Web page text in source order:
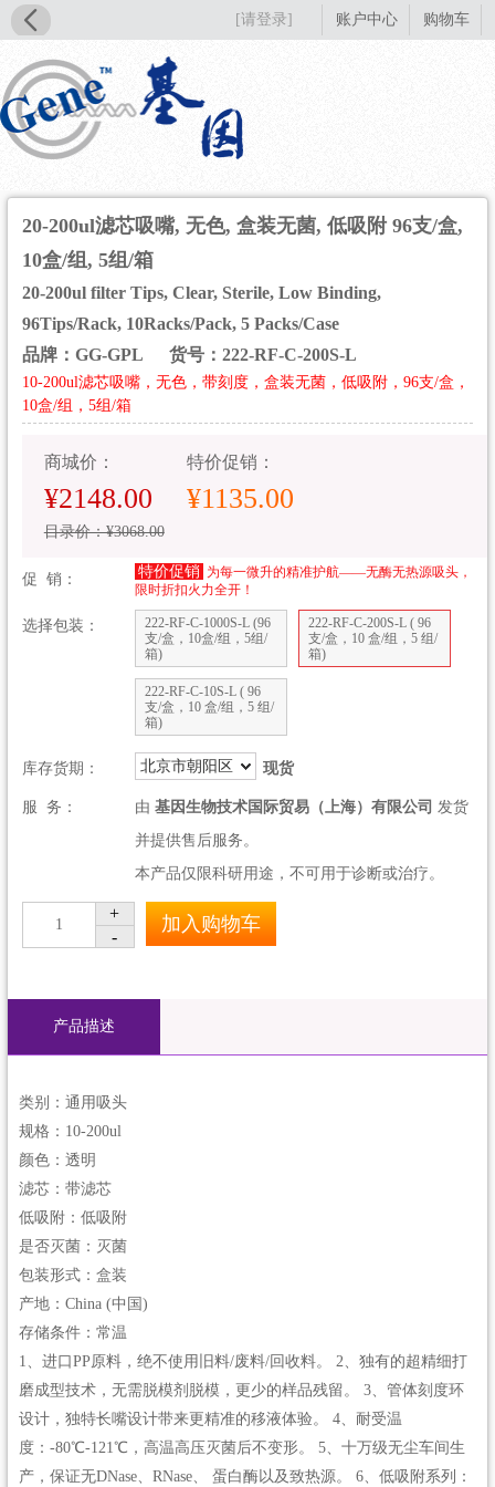
[请登录] 账户中心 购物车
20-200ul滤芯吸嘴, 无色, 盒装无菌, 低吸附 96支/盒,
10盒/组, 5组/箱
20-200ul filter Tips, Clear, Sterile, Low Binding,
96Tips/Rack, 10Racks/Pack, 5 Packs/Case
品牌：GG-GPL
货号：222-RF-C-200S-L
10-200ul滤芯吸嘴，无色，带刻度，盒装无菌，低吸附，96支/盒，
10盒/组，5组/箱
商城价：
¥2148.00
目录价：¥3068.00
特价促销：
¥1135.00
促 销： 特价促销 为每一微升的精准护航——无酶无热源吸头，
限时折扣火力全开！
选择包装：
222-RF-C-1000S-L (96
支/盒，10盒/组，5组/
箱)
222-RF-C-200S-L ( 96
支/盒，10 盒/组，5 组/
箱)
222-RF-C-10S-L ( 96
支/盒，10 盒/组，5 组/
箱)
库存货期： 北京市朝阳区 现货
服 务： 由 基因生物技术国际贸易（上海）有限公司 发货
并提供售后服务。
本产品仅限科研用途，不可用于诊断或治疗。
1
+
-
加入购物车
产品描述
类别：通用吸头
规格：10-200ul
颜色：透明
滤芯：带滤芯
低吸附：低吸附
是否灭菌：灭菌
包装形式：盒装
产地：China (中国)
存储条件：常温
1、进口PP原料，绝不使用旧料/废料/回收料。 2、独有的超精细打
磨成型技术，无需脱模剂脱模，更少的样品残留。 3、管体刻度环
设计，独特长嘴设计带来更精准的移液体验。 4、耐受温
度：-80℃-121℃，高温高压灭菌后不变形。 5、十万级无尘车间生
产，保证无DNase、RNase、 蛋白酶以及致热源。 6、低吸附系列：